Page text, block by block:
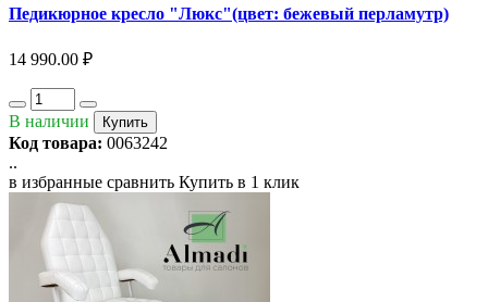
Педикюрное кресло "Люкс"(цвет: бежевый перламутр)
14 990.00 ₽
В наличии Купить
Код товара: 0063242
..
в избранные сравнить Купить в 1 клик